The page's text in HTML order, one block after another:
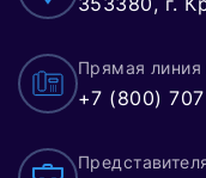
Прямая линия
+7 (800) 707